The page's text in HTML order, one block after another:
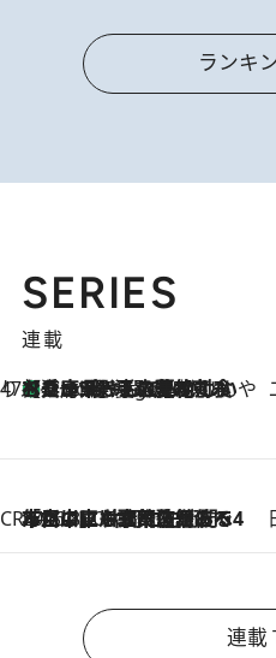
ランキ
SERIES
連載
47都道府県の手みやげ ひんやりスイーツで夏を満喫
5 Hours Ago
【兵庫県】この夏絶対食べたい 冷やしておいしいおやつ3選 淡路島の恵みをジェラートに集約
CREA'S CHOICE
2026.8.7
「立川にも歌舞伎があるんだよ」 片岡仁左衛門・市川中車ら豪華座組みで4年目の立川立飛歌舞伎へ
連載